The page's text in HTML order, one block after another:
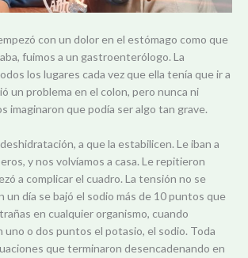
con un dolor en el estómago como que
fuimos a un gastroenterólogo. La
los lugares cada vez que ella tenía que ir a
un problema en el colon, pero nunca ni
imaginaron que podía ser algo tan grave.
a que la estabilicen. Le iban a
y nos volvíamos a casa. Le repitieron
a complicar el cuadro. La tensión no se
un día se bajó el sodio más de 10 puntos que
en cualquier organismo, cuando
uno o dos puntos el potasio, el sodio. Toda
que terminaron desencadenando en